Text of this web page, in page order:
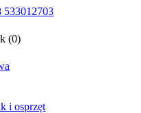
533012703
(0)
i osprzęt